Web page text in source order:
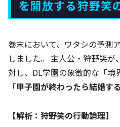
を開放する狩野笑
巻末において、ワタシの予測
しました。 主人公・狩野笑が
対し、DL学園の象徴的な「境
「甲子園が終わったら結婚する
【解析：狩野笑の行動論理】